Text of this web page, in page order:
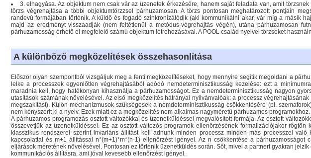
3. elhagyása. Az objektum nem csak vár az üzenetek érkezésére, hanem saját feladata van, amit
törzs végrehajtása a többi objektumtörzzsel párhuzamosan. A törzs pontosan meghatározott pontjain
randevú formájában történik. A küldő és fogadó szinkronizálódik (aki kommunikálni akar, vár míg a másik
majd az eredményt visszaadják (nem feltétlenül a metódus-végrehajtás végén), utána párhuzamosan
párhuzamosság érhető el megfelelő számú objektum létrehozásával. A POOL család nyelvei törzseket
A különböző megközelítések összehasonlítása
Először olyan szempontból vizsgáljuk meg a fenti megközelítéseket, hogy mennyire segítik megoldani a
lelke a processzek egyenlőtlen végrehajtásából adódó nemdeterminisztikusság kezelése: ezt a
maradnia kell, hogy hatékonyan kihasználja a párhuzamosságot. Ez a nemdeterminisztikusság nagyon
utasítások számának növelésével. Az első megközelítés hátrányai nyilvánvalóak: a processz
megszakítást). Külön mechanizmusok szükségesek a nemdeterminisztikusság csökkentésére (pl.
nem kényszerít ki a nyelv. Ezek miatt ez a megközelítés nem alkalmas nagyméretű párhuzamos programokhoz.
A párhuzamos programozás osztott változókkal és üzenetküldéssel megvalósított formája. Az osztott
összevetjük az üzenetküldéssel. Ez az osztott változós programok ellenőrzésének formalizációjakor
klasszikus rendszerei szerint invariáns állítást kell adnunk minden processz minden más processzel
kapcsolattal és m+1 állítással n*(m+1)*m*(n-1) ellenőrzést igényel. Az n csökkentése a párhuzamosságot
eljárások méretének növelésével. Pontosan ez történik üzenetküldés során. Sőt, mivel a partnert gyakran
kommunikációs állításra, ami jóval kevesebb ellenőrzést igényel.